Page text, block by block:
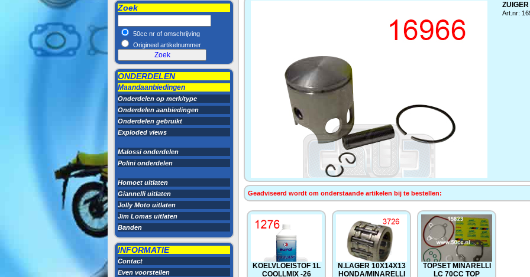
Zoek
50cc nr of omschrijving
Origineel artikelnummer
ONDERDELEN
Maandaanbiedingen
Onderdelen op merk/type
Onderdelen aanbiedingen
Onderdelen gebruikt
Exploded views
Malossi onderdelen
Polini onderdelen
Homoet uitlaten
Giannelli uitlaten
Jolly Moto uitlaten
Jim Lomas uitlaten
Banden
INFORMATIE
Contact
Even voorstellen
Art.nr:
Geadviseerd wordt om onderstaande artikelen bij te bestellen:
KOELVLOEISTOF 1L
COOLLMIX -26
N.LAGER 10X14X13
HONDA/MINARELLI
TOPSET MINARELLI
LC 70CC TOP